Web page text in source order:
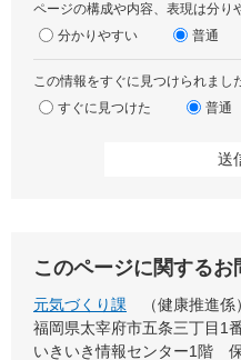
ページの構成や内容、表現は分り
分かりやすい
普通
この情報をすぐに見つけられまし
すぐに見つけた
普通
このページに関するお
元気づくり課
健康推進係
福岡県太宰府市五条三丁目1
いきいき情報センター1階